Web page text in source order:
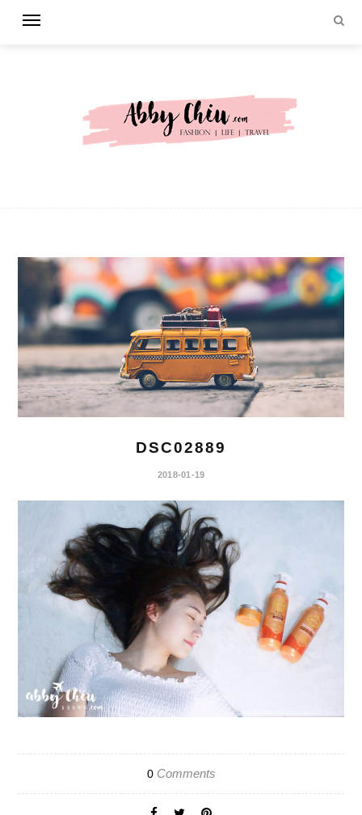
DSC02889
2018-01-19
0Comments